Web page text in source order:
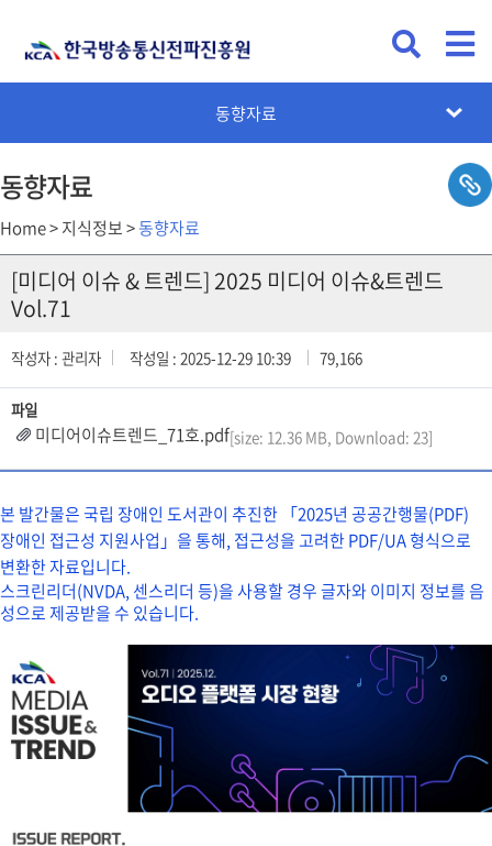
동향자료
연구보고서
관계법령 및 규정
동향자료
Home > 지식정보 >동향자료
[미디어 이슈 & 트렌드] 2025 미디어 이슈&트렌드
Vol.71
작성자 : 관리자 작성일 : 2025-12-29 10:39 79,166
파일
미디어이슈트렌드_71호.pdf[size: 12.36 MB, Download: 23]
본 발간물은 국립 장애인 도서관이 추진한 「2025년 공공간행물(PDF)
장애인 접근성 지원사업」을 통해, 접근성을 고려한 PDF/UA 형식으로
변환한 자료입니다.
스크린리더(NVDA, 센스리더 등)을 사용할 경우 글자와 이미지 정보를 음
성으로 제공받을 수 있습니다.